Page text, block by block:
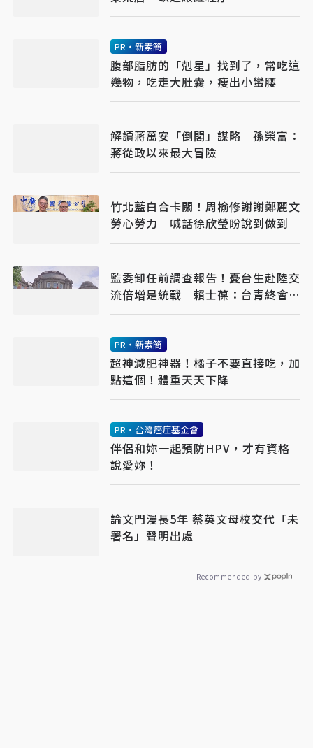
PR・新素簡
腹部脂肪的「剋星」找到了，常吃這
幾物，吃走大肚囊，瘦出小蠻腰
解讀蔣萬安「倒閣」謀略 孫榮富：
蔣從政以來最大冒險
竹北藍白合卡關！周榆修謝謝鄭麗文
勞心勞力 喊話徐欣瑩盼說到做到
監委卸任前調查報告！憂台生赴陸交
流倍增是統戰 賴士葆：台青終會認
清台獨手段
PR・新素簡
超神減肥神器！橘子不要直接吃，加
點這個！體重天天下降
PR・台灣癌症基金會
伴侶和妳一起預防HPV，才有資格
說愛妳！
論文門漫長5年 蔡英文母校交代「未
署名」聲明出處
Recommended by